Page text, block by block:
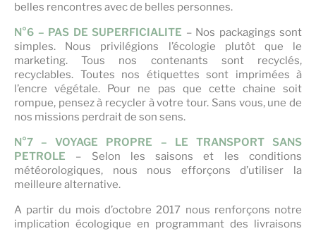
belles rencontres avec de belles personnes.
N°6 – PAS DE SUPERFICIALITE – Nos packagings sont
simples. Nous privilégions l’écologie plutôt que le
marketing. Tous nos contenants sont recyclés,
recyclables. Toutes nos étiquettes sont imprimées à
l’encre végétale. Pour ne pas que cette chaine soit
rompue, pensez à recycler à votre tour. Sans vous, une de
nos missions perdrait de son sens.
N°7 – VOYAGE PROPRE – LE TRANSPORT SANS
PETROLE – Selon les saisons et les conditions
météorologiques, nous nous efforçons d’utiliser la
meilleure alternative.
A partir du mois d’octobre 2017 nous renforçons notre
implication écologique en programmant des livraisons